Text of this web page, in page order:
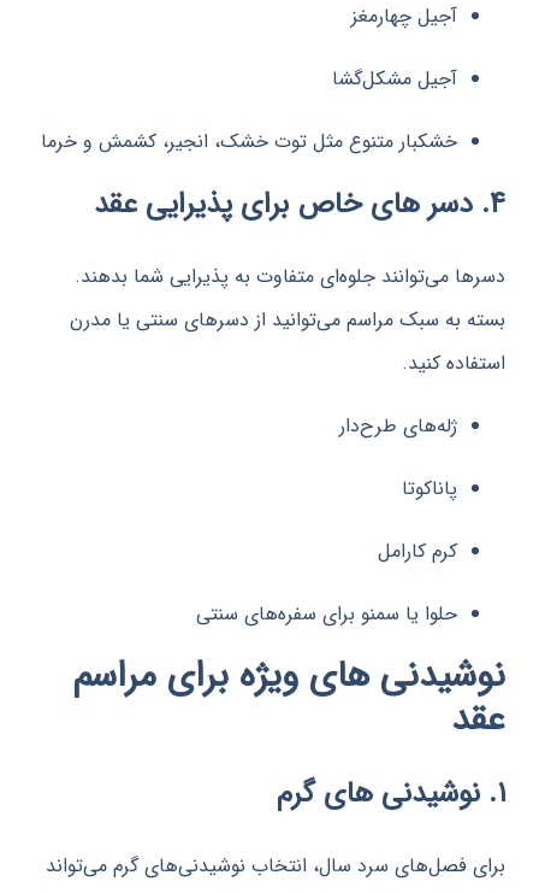
آجیل چهارمغز
آجیل مشکل‌گشا
خشکبار متنوع مثل توت خشک، انجیر، کشمش و خرما
می‌توانند جلوه‌ای متفاوت به پذیرایی شما بدهند.
سبک مراسم می‌توانید از دسرهای سنتی یا مدرن
کنید.
ژله‌های طرح‌دار
پاناکوتا
کرم کارامل
حلوا یا سمنو برای سفره‌های سنتی
های ویژه برای مراسم
سرد سال، انتخاب نوشیدنی‌های گرم می‌تواند